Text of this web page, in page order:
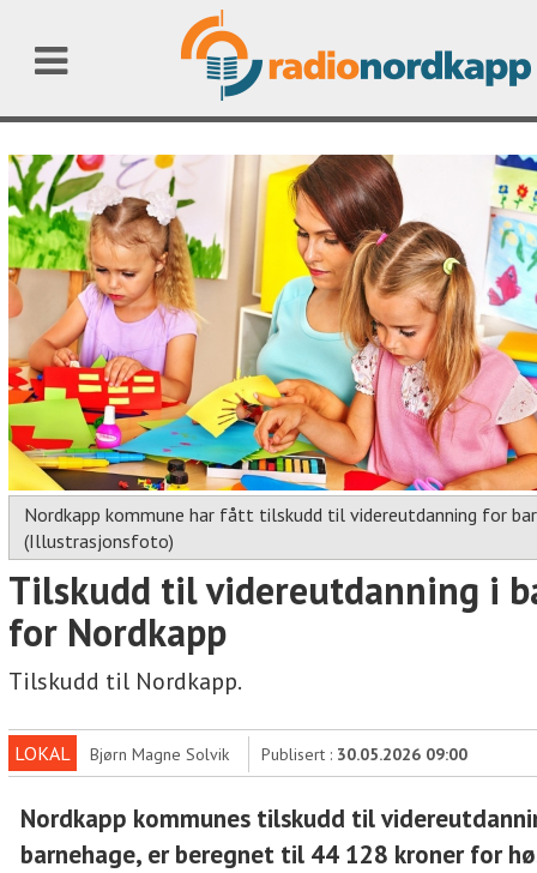
Nordkapp kommune har fått tilskudd til videreutdanning for
(Illustrasjonsfoto)
Tilskudd til videreutdanning i
for Nordkapp
Tilskudd til Nordkapp.
LOKAL Bjørn Magne Solvik Publisert : 30.05.2026 09:00
Nordkapp kommunes tilskudd til
barnehage, er beregnet til 44 128 kroner for